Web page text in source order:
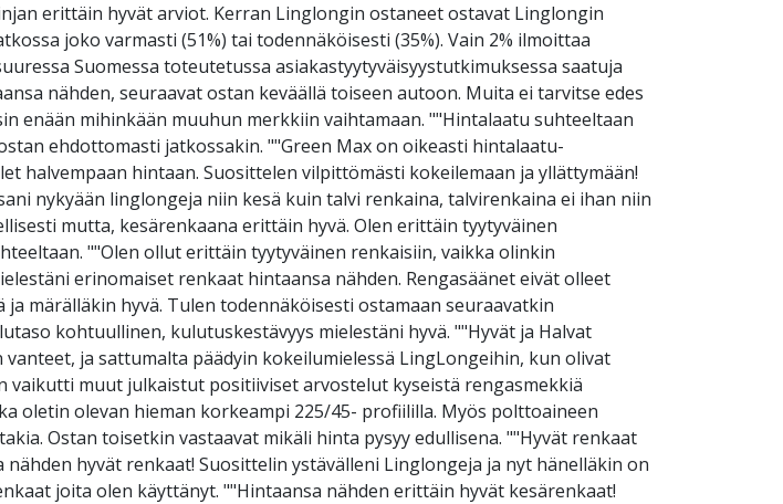
erittäin hyvät arviot. Kerran Linglongin ostaneet ostavat Linglongin
joko varmasti (51%) tai todennäköisesti (35%). Vain 2% ilmoittaa
Suomessa toteutetussa asiakastyytyväisyystutkimuksessa saatuja
nähden, seuraavat ostan keväällä toiseen autoon. Muita ei tarvitse edes
enään mihinkään muuhun merkkiin vaihtamaan. ""Hintalaatu suhteeltaan
ehdottomasti jatkossakin. ""Green Max on oikeasti hintalaatu-
halvempaan hintaan. Suosittelen vilpittömästi kokeilemaan ja yllättymään!
nykyään linglongeja niin kesä kuin talvi renkaina, talvirenkaina ei ihan niin
mutta, kesärenkaana erittäin hyvä. Olen erittäin tyytyväinen
""Olen ollut erittäin tyytyväinen renkaisiin, vaikka olinkin
erinomaiset renkaat hintaansa nähden. Rengasäänet eivät olleet
märälläkin hyvä. Tulen todennäköisesti ostamaan seuraavatkin
kohtuullinen, kulutuskestävyys mielestäni hyvä. ""Hyvät ja Halvat
ja sattumalta päädyin kokeilumielessä LingLongeihin, kun olivat
vaikutti muut julkaistut positiiviset arvostelut kyseistä rengasmekkiä
oletin olevan hieman korkeampi 225/45- profiililla. Myös polttoaineen
Ostan toisetkin vastaavat mikäli hinta pysyy edullisena. ""Hyvät renkaat
hyvät renkaat! Suosittelin ystävälleni Linglongeja ja nyt hänelläkin on
joita olen käyttänyt. ""Hintaansa nähden erittäin hyvät kesärenkaat!